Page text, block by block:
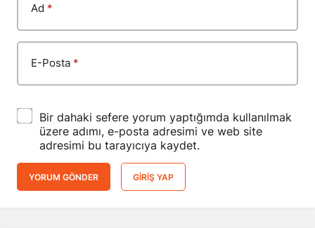
Ad *
E-Posta *
Bir dahaki sefere yorum yaptığımda kullanılmak
üzere adımı, e-posta adresimi ve web site
adresimi bu tarayıcıya kaydet.
YORUM GÖNDER GIRIŞ YAP